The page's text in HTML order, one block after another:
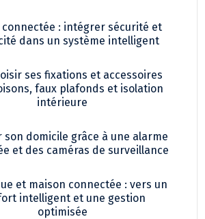
connectée : intégrer sécurité et
dans un système intelligent
ses fixations et accessoires
faux plafonds et isolation
intérieure
son domicile grâce à une alarme
et des caméras de surveillance
et maison connectée : vers un
intelligent et une gestion
optimisée